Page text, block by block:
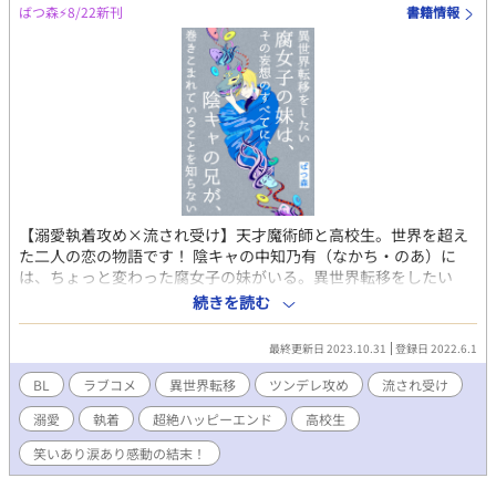
ばつ森⚡️8/22新刊 書籍情報
【溺愛執着攻め×流され受け】天才魔術師と高校生。世界を超え
た二人の恋の物語です！ 陰キャの中知乃有（なかち・のあ）に
は、ちょっと変わった腐女子の妹がいる。異世界転移をしたい
妹・羽里（うり）の代わりに、なぜか乃有が巻き込まれ、ありと
あらゆる異世界に飛ばされてしまうことに。しかし、毎回、違う
世界に来ているはずなのに、どこの世界にも必ず、乃有の近くに
は、おかしなツンデレが現れる。色んな世界のツンデレは、なぜ
か、一番はじめに行った世界の、天才魔術師・ヒューにそっく
り。「一体、なんだろうこの既視感？どうしてこんなに似てる
の？！どういうこと？！」だけど、乃有は、あることに気がつい
て…？ヒューとノアの世界を超えた純愛の物語。 【※※ＮＬ表現
はありません。ＢＬです！】 完結済みの原作小説は「ばつ森」の
続きを読む
最終更新日 2023.10.31 登録日 2022.6.1
BL ラブコメ 異世界転移 ツンデレ攻め
流され受け
溺愛
執着 超絶ハッピーエンド
高校生
笑いあり涙あり感動の結末！